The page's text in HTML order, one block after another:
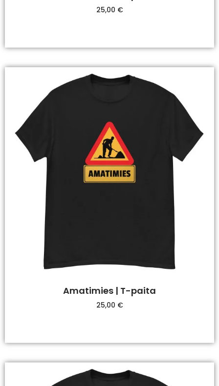
25,00 €
Amatimies | T-paita
25,00 €